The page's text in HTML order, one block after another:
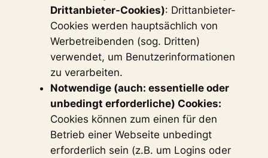
Drittanbieter-Cookies): Drittanbieter-
Cookies werden hauptsächlich von
Werbetreibenden (sog. Dritten)
verwendet, um Benutzerinformationen
zu verarbeiten.
Notwendige (auch: essentielle oder
unbedingt erforderliche) Cookies:
Cookies können zum einen für den
Betrieb einer Webseite unbedingt
erforderlich sein (z.B. um Logins oder